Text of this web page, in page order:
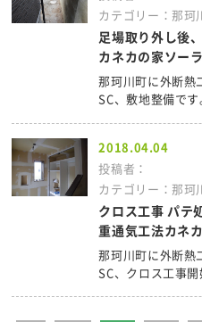
カテゴリー：那珂
足場取り外し後
カネカの家ソー
那珂川町に外断熱
SC、敷地整備で
2018.04.04
投稿者：
カテゴリー：那珂
クロス工事 パテ
重通気工法カネ
那珂川町に外断熱
SC、クロス工事